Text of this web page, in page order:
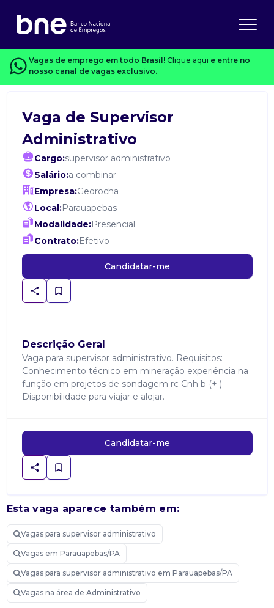
Vagas de emprego em todo Brasil! Clique aqui e entre no
nosso canal de vagas exclusivo.
Vaga de Supervisor
Administrativo
Cargo:supervisor administrativo
Salário:a combinar
Empresa:Georocha
Local:Parauapebas
Modalidade:Presencial
Contrato:Efetivo
Candidatar-me
Descrição Geral
Vaga para supervisor administrativo. Requisitos:
Conhecimento técnico em mineração experiência na
função em projetos de sondagem rc Cnh b (+ )
Disponibilidade para viajar e alojar.
Candidatar-me
Esta vaga aparece também em:
Vagas para supervisor administrativo
Vagas em Parauapebas/PA
Vagas para supervisor administrativo em Parauapebas/PA
Vagas na área de Administrativo